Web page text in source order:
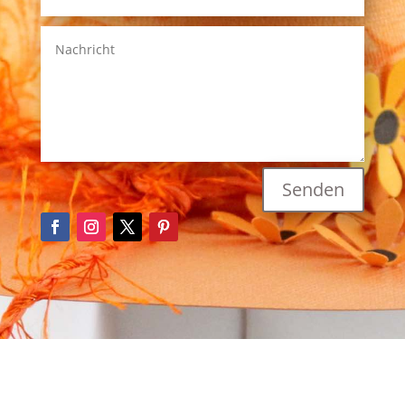
Senden